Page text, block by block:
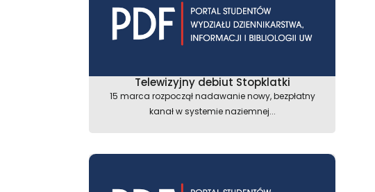
Telewizyjny debiut Stopklatki
15 marca rozpoczął nadawanie nowy, bezpłatny
kanał w systemie naziemnej...